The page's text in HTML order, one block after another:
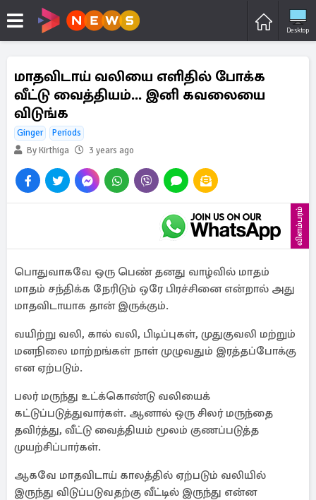
Desktop
மாதவிடாய் வலியை எளிதில் போக்க
வீட்டு வைத்தியம்... இனி கவலையை
விடுங்க
Ginger
Periods
By Kirthiga
3 years ago
விளம்பரம்
பொதுவாகவே ஒரு பெண் தனது வாழ்வில் மாதம்
மாதம் சந்திக்க நேரிடும் ஒரே பிரச்சினை என்றால் அது
மாதவிடாயாக தான் இருக்கும்.
வயிற்று வலி, கால் வலி, பிடிப்புகள், முதுகுவலி மற்றும்
மனநிலை மாற்றங்கள் நாள் முழுவதும் இரத்தப்போக்கு
என ஏற்படும்.
பலர் மருந்து உட்க்கொண்டு வலியைக்
கட்டுப்படுத்துவார்கள். ஆனால் ஒரு சிலர் மருந்தை
தவிர்த்து, வீட்டு வைத்தியம் மூலம் குணப்படுத்த
முயற்சிப்பார்கள்.
ஆகவே மாதவிடாய் காலத்தில் ஏற்படும் வலியில்
இருந்து விடுப்படுவதற்கு வீட்டில் இருந்து என்ன